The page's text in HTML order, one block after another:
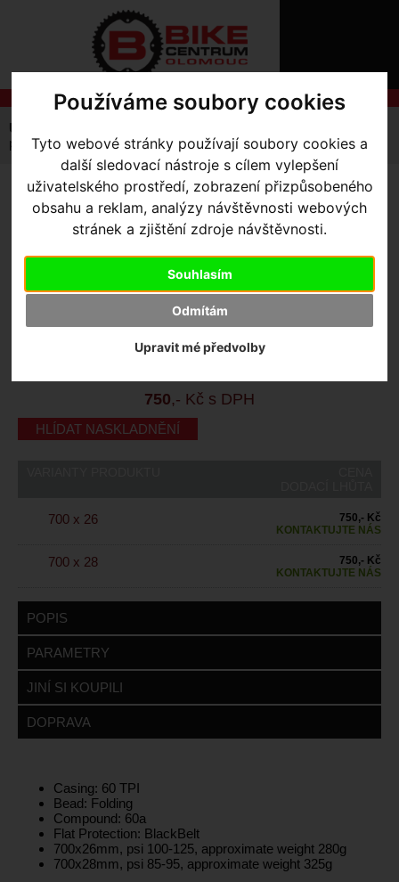
Používáme soubory cookies
Tyto webové stránky používají soubory cookies a
další sledovací nástroje s cílem vylepšení
uživatelského prostředí, zobrazení přizpůsobeného
obsahu a reklam, analýzy návštěvnosti webových
stránek a zjištění zdroje návštěvnosti.
Souhlasím
Odmítám
Upravit mé předvolby
O
NÁKUPU
SLUŽBY
Úvodní strana
plášť RoadSport Elite
PLÁŠŤ ROADSPORT ELITE-
700 x 26
Výrobce:
Specialized
00021-4521
KONTAKTUJTE NÁS
750,- Kč s DPH
HLÍDAT NASKLADNĚNÍ
700 x 26
750,- Kč
KONTAKTUJTE NÁS
700 x 28
750,- Kč
KONTAKTUJTE NÁS
POPIS
PARAMETRY
JINÍ SI KOUPILI
DOPRAVA
Casing: 60 TPI
Bead: Folding
Compound: 60a
Flat Protection: BlackBelt
700x26mm, psi 100-125, approximate weight 280g
700x28mm, psi 85-95, approximate weight 325g